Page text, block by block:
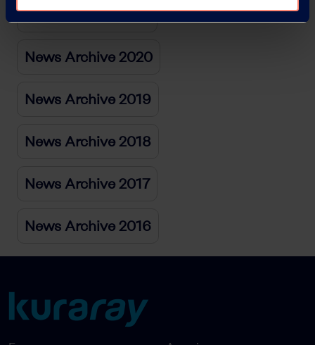
News Archive 2021
News Archive 2020
News Archive 2019
News Archive 2018
News Archive 2017
News Archive 2016